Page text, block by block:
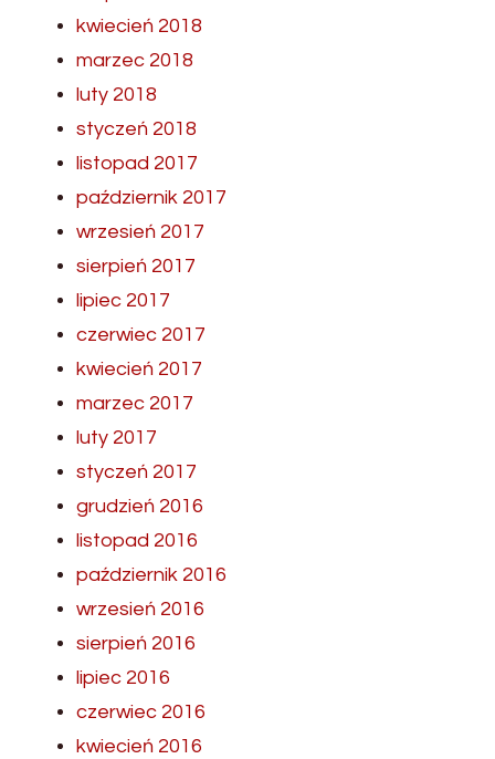
kwiecień 2018
marzec 2018
luty 2018
styczeń 2018
listopad 2017
październik 2017
wrzesień 2017
sierpień 2017
lipiec 2017
czerwiec 2017
kwiecień 2017
marzec 2017
luty 2017
styczeń 2017
grudzień 2016
listopad 2016
październik 2016
wrzesień 2016
sierpień 2016
lipiec 2016
czerwiec 2016
kwiecień 2016